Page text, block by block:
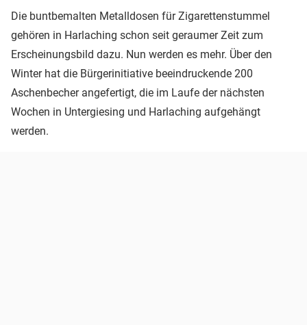
Die buntbemalten Metalldosen für Zigarettenstummel
gehören in Harlaching schon seit geraumer Zeit zum
Erscheinungsbild dazu. Nun werden es mehr. Über den
Winter hat die Bürgerinitiative beeindruckende 200
Aschenbecher angefertigt, die im Laufe der nächsten
Wochen in Untergiesing und Harlaching aufgehängt
werden.